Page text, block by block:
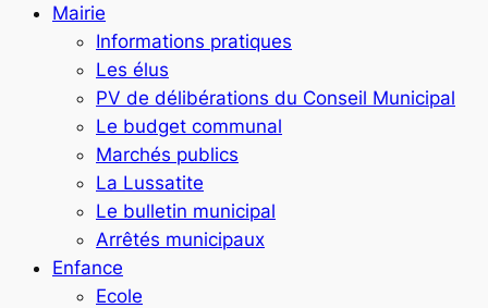
Mairie
Informations pratiques
Les élus
PV de délibérations du Conseil Municipal
Le budget communal
Marchés publics
La Lussatite
Le bulletin municipal
Arrêtés municipaux
Enfance
Ecole